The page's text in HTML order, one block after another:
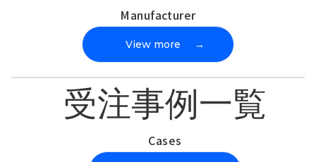
Manufacturer
View more →
受注事例一覧
Cases